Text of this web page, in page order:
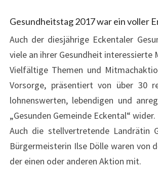
Gesundheitstag 2017 war ein voller
Auch der diesjährige Eckentaler
viele an ihrer Gesundheit interessierte
Vielfältige Themen und
Vorsorge, präsentiert von über 30
lohnenswerten, lebendigen und
„Gesunden Gemeinde Eckental“ wider.
Auch die stellvertretende Landrätin
Bürgermeisterin Ilse Dölle waren von
der einen oder anderen Aktion mit.